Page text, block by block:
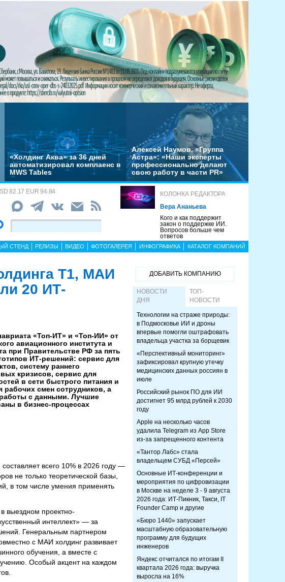
«Холдинг Аква» за 36 дней
автоматизировал комплаенс в
MWS Tables
Алексей Наумов, «Группа
Астра»: «Наши эксперты
профессионально делают
свою работу в части PR»
82.17 EUR 94.84
КОЛОНКА РЕДАКТОРА
Вера Ананьева
Кого и как поддержит
закон о поддержке ИИ.
Вопросов больше чем
ответов
СТЕНД РЕЛИЗЫ ВИДЕО ФОТОГАЛЕРЕЯ ИНФОГРАФИКА КАТАЛОГ КОМПАНИЙ
Т1, МАИ
20 ИТ-
«Топ-ИТ» и «Топ-ИИ» от
авиационного института и
при Правительстве РФ за пять
ИТ-решений: сервис для
систему раннего
кризисов, сервис для
в сети быстрого питания и
рабочих смен сотрудников, а
с данными. Лучшие
в бизнес-процессах
всего 10% в 2026 году —
не только теоретической базы,
в том числе умения применять
выездном проектно-
интеллект» — за
Генеральным партнером
с МАИ холдинг развивает
обучения, а вместе с
Особый акцент на каждом
ДОБАВИТЬ КОМПАНИЮ
НОВОСТИ
ДНЯ
ТОП-
НОВОСТИ
Технологии на страже природы:
в Подмосковье ИИ и дроны
впервые помогли оштрафовать
владельца участка за борщевик
«Перспективный мониторинг»
зафиксировал крупную утечку
медицинских данных россиян в
июле
Российский рынок ПО для ИИ
достигнет 95 млрд рублей к 2030
году
Apple на несколько часов
удалила Telegram из App Store
из-за запрещенного контента
«Тантор Лабс» стала
владельцем СУБД «Персей»
Основные ИТ-конференции и
мероприятия по цифровизации
в Москве на неделе 3 - 9 августа
2026 года: ИТ-Пикник, Такси, IT
Founder Camp и другие
«Бюро 1440» запускает
масштабную образовательную
программу для будущих
инженеров
Яндекс отчитался по итогам II
квартала 2026 года: выручка
выросла на 16%